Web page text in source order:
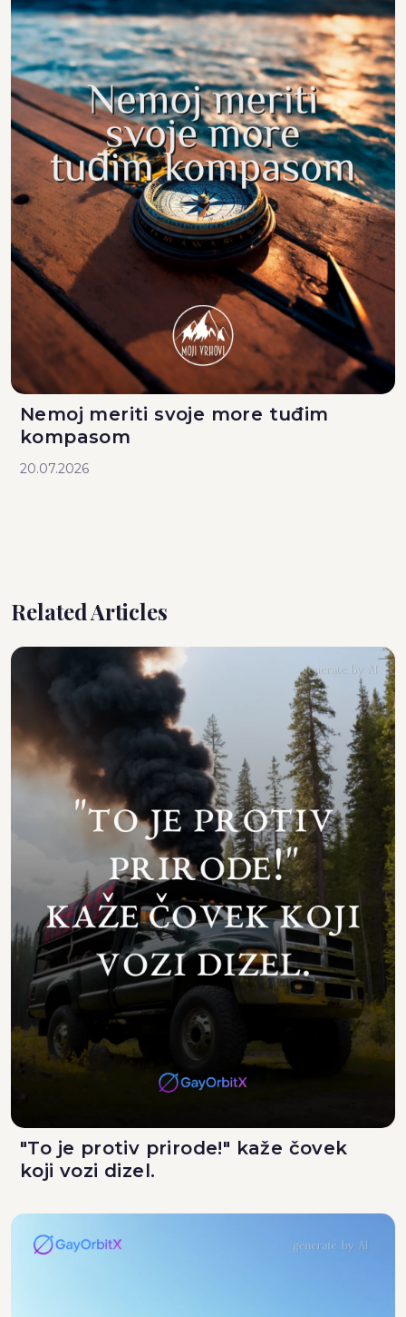
Nemoj meriti svoje more tuđim
kompasom
20.07.2026
Related Articles
"To je protiv prirode!" kaže čovek
koji vozi dizel.